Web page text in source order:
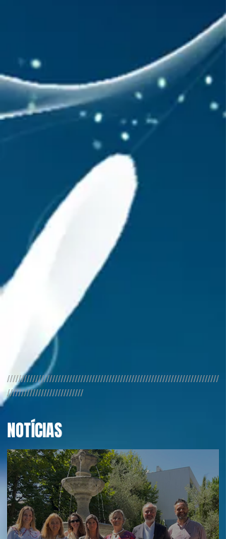
///////////////////////////////////////////////////////////////////////////
///////////////////////////
NOTÍCIAS